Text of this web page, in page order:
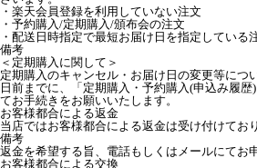
・楽天会員登録を利用していない注文
・予約購入/定期購入/頒布会の注文
・配送日時指定で最短お届け日を指定している
備考
＜定期購入に関して＞
定期購入のキャンセル・お届け日の変更等につ
日前までに、「定期購入・予約購入(申込み履
てお手続きをお願いいたします。
お客様都合による返金
当店ではお客様都合による返金は受け付けてお
備考
返金を希望する旨、電話もしくはメールにてお
お客様都合による交換